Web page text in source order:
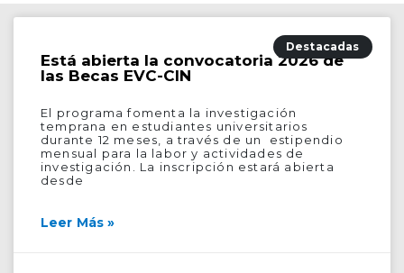
Destacadas
Está abierta la convocatoria 2026 de
las Becas EVC-CIN
El programa fomenta la investigación
temprana en estudiantes universitarios
durante 12 meses, a través de un estipendio
mensual para la labor y actividades de
investigación. La inscripción estará abierta
desde
Leer Más »